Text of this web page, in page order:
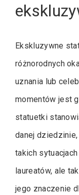
Ekskluzywne
różnorodnych
uznania lub
momentów jest
statuetki
danej
takich
laureatów, ale
jego znaczenie